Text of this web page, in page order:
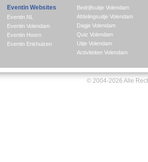
Eventin Websites
Eventin.NL
Eventin Volendam
Eventin Hoorn
Eventin Enkhuizen
Bedrijfsuitje Volendam
Afdelingsuitje Volendam
Dagje Volendam
Quiz Volendam
Uitje Volendam
Activiteiten Volendam
© 2004-2026 Alle